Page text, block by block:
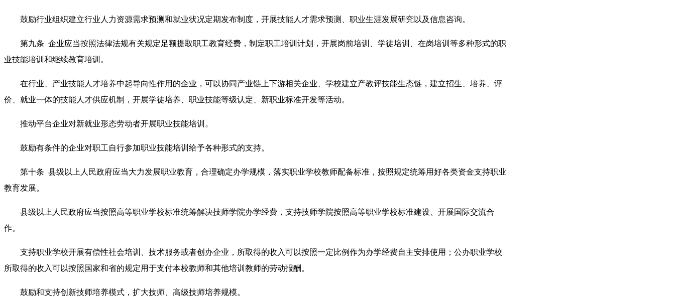
鼓励行业组织建立行业人力资源需求预测和就业状况定期发布制度，开展技能人才需求预测、职业生涯发展研究以及信息咨询。
第九条 企业应当按照法律法规有关规定足额提取职工教育经费，制定职工培训计划，开展岗前培训、学徒培训、在岗培训等多种形式的职
业技能培训和继续教育培训。
在行业、产业技能人才培养中起导向性作用的企业，可以协同产业链上下游相关企业、学校建立产教评技能生态链，建立招生、培养、评
价、就业一体的技能人才供应机制，开展学徒培养、职业技能等级认定、新职业标准开发等活动。
推动平台企业对新就业形态劳动者开展职业技能培训。
鼓励有条件的企业对职工自行参加职业技能培训给予各种形式的支持。
第十条 县级以上人民政府应当大力发展职业教育，合理确定办学规模，落实职业学校教师配备标准，按照规定统筹用好各类资金支持职业
教育发展。
县级以上人民政府应当按照高等职业学校标准统筹解决技师学院办学经费，支持技师学院按照高等职业学校标准建设、开展国际交流合
作。
支持职业学校开展有偿性社会培训、技术服务或者创办企业，所取得的收入可以按照一定比例作为办学经费自主安排使用；公办职业学校
所取得的收入可以按照国家和省的规定用于支付本校教师和其他培训教师的劳动报酬。
鼓励和支持创新技师培养模式，扩大技师、高级技师培养规模。